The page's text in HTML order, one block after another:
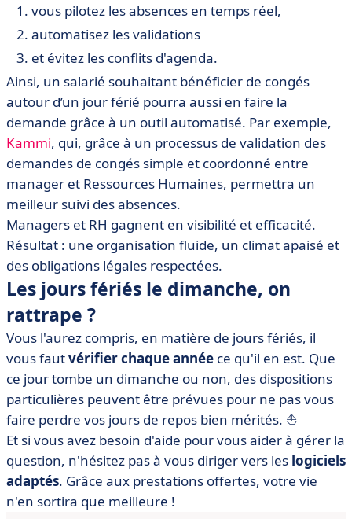
vous pilotez les absences en temps réel,
automatisez les validations
et évitez les conflits d'agenda.
Ainsi, un salarié souhaitant bénéficier de congés
autour d’un jour férié pourra aussi en faire la
demande grâce à un outil automatisé. Par exemple,
Kammi, qui, grâce à un processus de validation des
demandes de congés simple et coordonné entre
manager et Ressources Humaines, permettra un
meilleur suivi des absences.
Managers et RH gagnent en visibilité et efficacité.
Résultat : une organisation fluide, un climat apaisé et
des obligations légales respectées.
Les jours fériés le dimanche, on
rattrape ?
Vous l'aurez compris, en matière de jours fériés, il
vous fautvérifier chaque année ce qu'il en est. Que
ce jour tombe un dimanche ou non, des dispositions
particulières peuvent être prévues pour ne pas vous
faire perdre vos jours de repos bien mérités. ⛵
Et si vous avez besoin d'aide pour vous aider à gérer la
question, n'hésitez pas à vous diriger vers les logiciels
adaptés. Grâce aux prestations offertes, votre vie
n'en sortira que meilleure !